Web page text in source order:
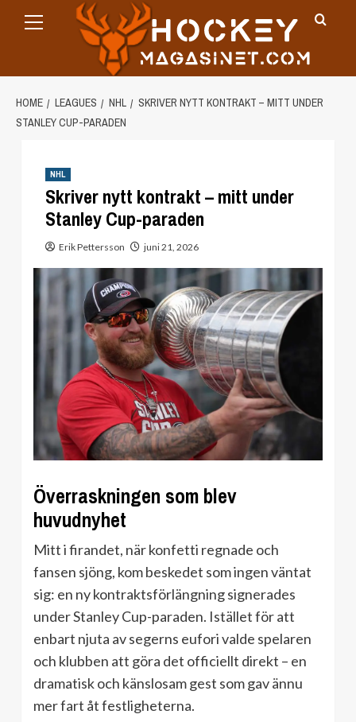
Menu
HOME LEAGUES NHL
SKRIVER NYTT KONTRAKT – MITT UNDER
STANLEY CUP-PARADEN
NHL
Skriver nytt kontrakt – mitt under
Stanley Cup-paraden
Erik Pettersson juni 21, 2026
Överraskningen som blev
huvudnyhet
Mitt i firandet, när konfetti regnade och
fansen sjöng, kom beskedet som ingen väntat
sig: en ny kontraktsförlängning signerades
under Stanley Cup-paraden. Istället för att
enbart njuta av segerns eufori valde spelaren
och klubben att göra det officiellt direkt – en
dramatisk och känslosam gest som gav ännu
mer fart åt festligheterna.